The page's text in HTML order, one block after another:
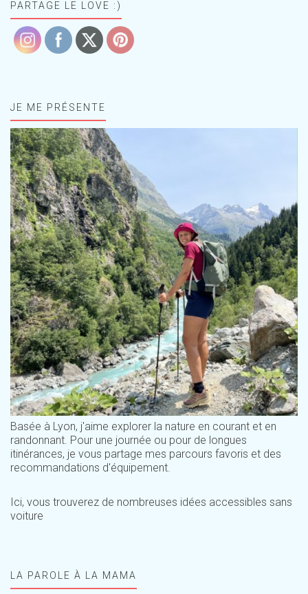
PARTAGE LE LOVE :)
JE ME PRÉSENTE
Basée à Lyon, j'aime explorer la nature en courant et en
randonnant. Pour une journée ou pour de longues
itinérances, je vous partage mes parcours favoris et des
recommandations d'équipement.
Ici, vous trouverez de nombreuses idées accessibles sans
voiture
LA PAROLE À LA MAMA